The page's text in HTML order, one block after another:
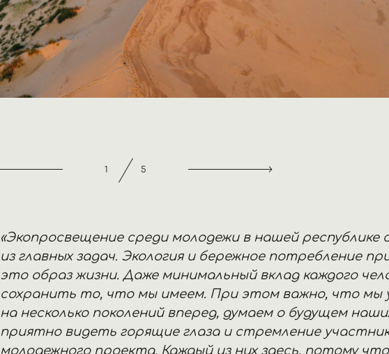
2 5
«Экопросвещение среди молодежи в нашей
из главных задач. Экология и бережное потребление
это образ жизни. Даже минимальный вклад каждого
сохранить то, что мы имеем. При этом важно, что мы
на несколько поколений вперед, думаем о будущем
приятно видеть горящие глаза и стремление
молодежного проекта. Каждый из них здесь, потому